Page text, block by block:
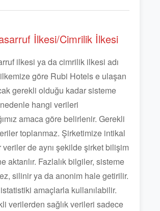
İlkesi/Cimrilik İlkesi
ilkesi ya da cimrilik ilkesi adı
göre Rubi Hotels e ulaşan
gerekli olduğu kadar sisteme
hangi verileri
amaca göre belirlenir. Gerekli
toplanmaz. Şirketimize intikal
de aynı şekilde şirket bilişim
aktarılır. Fazlalık bilgiler, sisteme
silinir ya da anonim hale getirilir.
amaçlarla kullanılabilir.
verilerden sağlık verileri sadece